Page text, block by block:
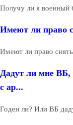
Получу ли я военный
Имеют ли право
Имеют ли право
Дадут ли мне ВБ,
с ар...
Годен ли? Или ВБ